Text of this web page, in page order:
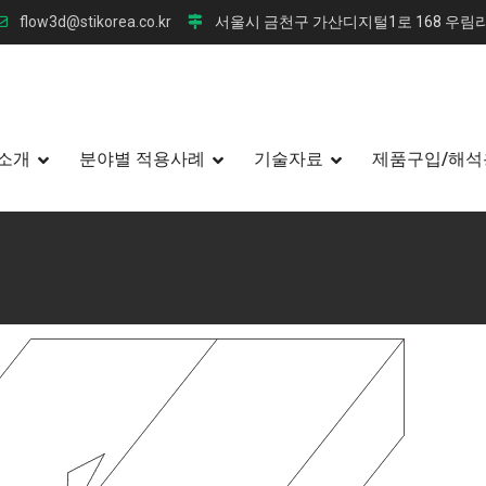
flow3d@stikorea.co.kr 서울시 금천구 가산디지털1로 168 우림
개 분야별 적용사례 기술자료 제품구입/해